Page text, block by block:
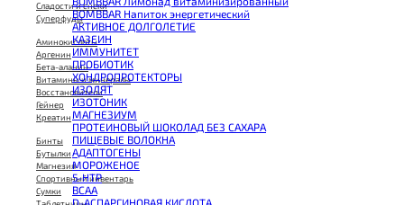
BOMBBAR Напиток энергетический
АКТИВНОЕ ДОЛГОЛЕТИЕ
КАЗЕИН
ИММУНИТЕТ
ПРОБИОТИК
ХОНДРОПРОТЕКТОРЫ
ИЗОЛЯТ
ИЗОТОНИК
МАГНЕЗИУМ
ПРОТЕИНОВЫЙ ШОКОЛАД БЕЗ САХАРА
ПИЩЕВЫЕ ВОЛОКНА
АДАПТОГЕНЫ
МОРОЖЕНОЕ
5-HTP
BCAA
D-АСПАРГИНОВАЯ КИСЛОТА
Сладости и снеки
Суперфуды
Аминокислоты
Аргенин
Бета-аланин
Витамины и минералы
Восстановители
Гейнер
Креатин
Бинты
Бутылки
Магнезия
Спортивный инвентарь
Сумки